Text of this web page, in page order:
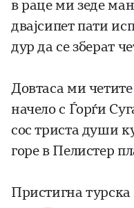
в раце ми зеде
двајсипет пати
дур да се зберат
Довтаса ми четите
начело с Ѓорѓи
сос триста души
горе в Пелистер
Пристигна турска